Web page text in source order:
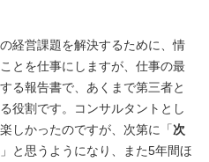
経営課題を解決するために、情
とを仕事にしますが、仕事の最
る報告書で、あくまで第三者と
役割です。コンサルタントとし
しかったのですが、次第に「次
」と思うようになり、また5年間ほ